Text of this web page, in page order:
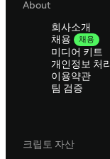
About
회사소개
채용
채용
미디어 키트
개인정보 처
이용약관
팀 검증
크립토 자산